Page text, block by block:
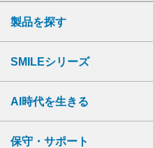
製品を探す
SMILEシリーズ
AI時代を生きる
保守・サポート